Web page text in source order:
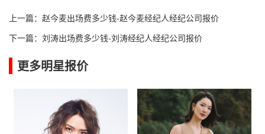
上一篇： 赵今麦出场费多少钱-赵今麦经纪人经纪公司报价
下一篇： 刘涛出场费多少钱-刘涛经纪人经纪公司报价
更多明星报价